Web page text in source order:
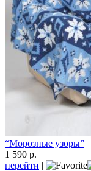
“Морозные узоры”
1 590 р.
перейти |